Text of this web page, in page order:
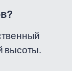
высоты.